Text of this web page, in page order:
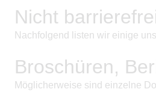
Nicht
Nachfolgend listen wir einige
Broschüren,
Möglicherweise sind einzelne